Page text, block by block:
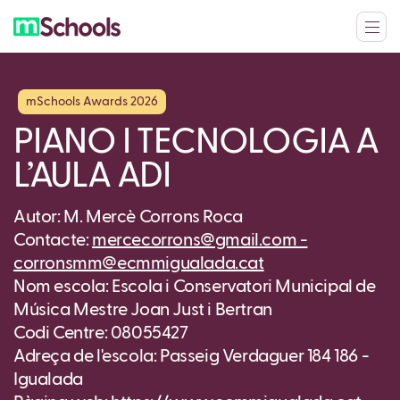
mSchools Awards 2026
PIANO I TECNOLOGIA A
L’AULA ADI
Autor: M. Mercè Corrons Roca
Contacte: mercecorrons@gmail.com -
corronsmm@ecmmigualada.cat
Nom escola: Escola i Conservatori Municipal de
Música Mestre Joan Just i Bertran
Codi Centre: 08055427
Adreça de l'escola: Passeig Verdaguer 184 186 -
Igualada